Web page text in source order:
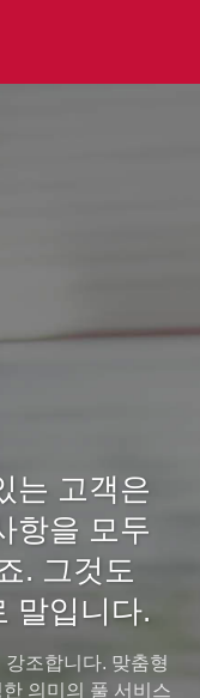
는 고객은
항을 모두
. 그것도
말입니다.
조합니다. 맞춤형
의미의 풀 서비스